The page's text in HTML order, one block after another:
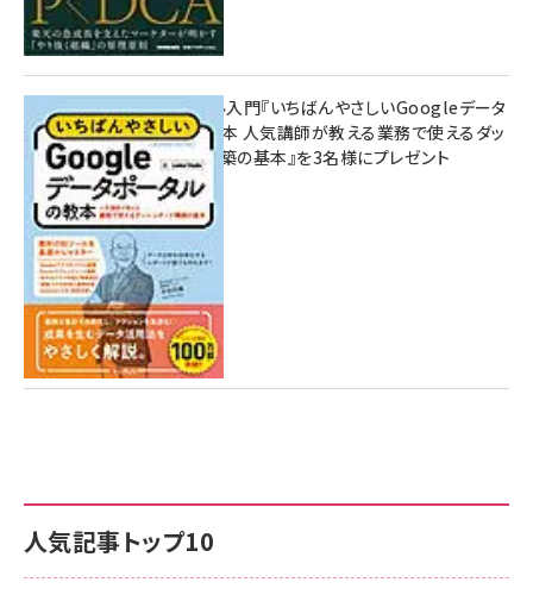
人気記事トップ10
無料BIツール入門『いちばんやさしいGoogleデータ
ポータルの教本 人気講師が教える業務で使えるダッ
シュボード構築の基本』を3名様にプレゼント
7月31日 10:00